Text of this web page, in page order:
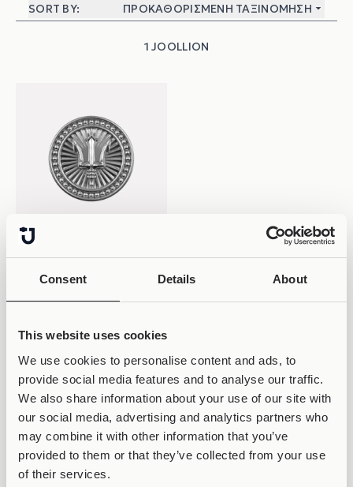
Consent Details About
This website uses cookies
We use cookies to personalise content and ads, to
provide social media features and to analyse our traffic.
We also share information about your use of our site with
our social media, advertising and analytics partners who
may combine it with other information that you’ve
provided to them or that they’ve collected from your use
of their services.
SORT BY: ΠΡΟΚΑΘΟΡΙΣΜΈΝΗ ΤΑΞΙΝΌΜΗΣΗ
1 JOOLLION
POSEIDON
Joollion Charm
(Τρίαινα Του Ποσειδώνα)
30,00€
Poseidon
Η Δύναμη της Θάλασσας, μες στα Χέρια σου
Μια συλλογή-αφιέρωση στονθεό των θαλασσών
τον κυρίαρχο των κυμάτων και των ρευμάτων, των
καταιγίδων και των ψιθύρων του βυθού. Κάθε